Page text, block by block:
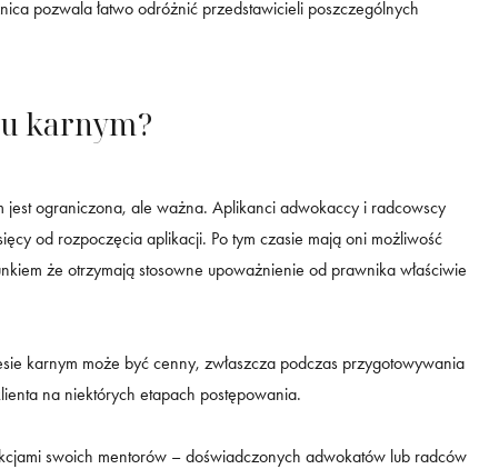
pozwala łatwo odróżnić przedstawicieli poszczególnych
karnym?
ograniczona, ale ważna. Aplikanci adwokaccy i radcowscy
od rozpoczęcia aplikacji. Po tym czasie mają oni możliwość
że otrzymają stosowne upoważnienie od prawnika właściwie
karnym może być cenny, zwłaszcza podczas przygotowywania
na niektórych etapach postępowania.
swoich mentorów – doświadczonych adwokatów lub radców